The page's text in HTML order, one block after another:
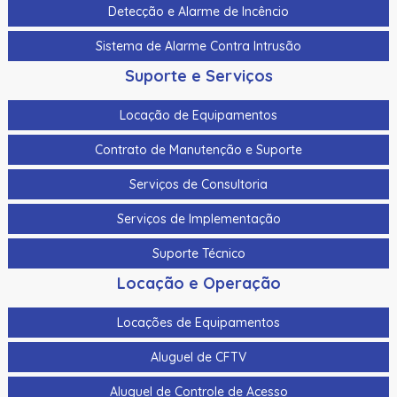
Cabo Para Cameras Mobile 4 Metros Hikvision Ds-
Cadastrador De Cartoes Hikvision Ds-K1F100-D8E Dupla
Cadastrador Impressao Digital Hikvision Ds-K1F820-F
Cartao De Memoria Hikvision Hs-Tf-H1I 32G
Cartao De Proximidade Rfid Hikvision Ds-K7M101-E0 Freq.
Em 125Khz Em Pvc
Cartao De Proximidade Rfid Hikvision Ds-Kem125 Em
Cartao De Proximidade Rfid Hikvision Fm11Rf08-M1 Mifare
Cartao De Proximidade Rfid Hikvision Frequencia Dupla
Mifare 13,56Mhz E Em 125Khz Em Pvc
Detecção e Alarme de Incêncio
Sistema de Alarme Contra Intrusão
Suporte e Serviços
Locação de Equipamentos
Contrato de Manutenção e Suporte
Serviços de Consultoria
Serviços de Implementação
Suporte Técnico
Locação e Operação
Locações de Equipamentos
Aluguel de CFTV
Aluguel de Controle de Acesso